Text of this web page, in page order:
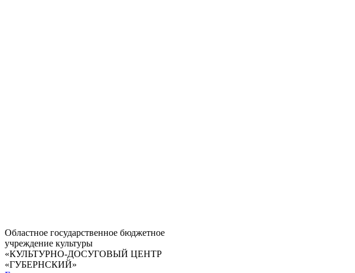
Областное государственное бюджетное
учреждение культуры
«КУЛЬТУРНО-ДОСУГОВЫЙ ЦЕНТР
«ГУБЕРНСКИЙ»